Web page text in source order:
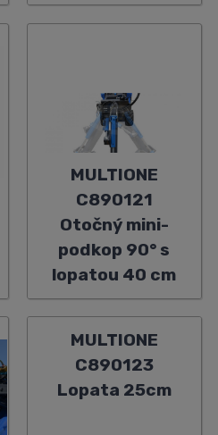
MULTIONE
C890121
Otočný mini-
podkop 90° s
lopatou 40 cm
MULTIONE
C890123
Lopata 25cm